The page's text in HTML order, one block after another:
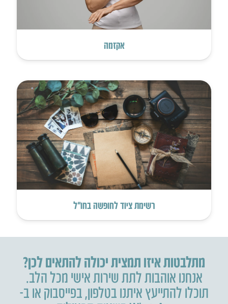
אקזמה
רשימת ציוד לחופשה בחו”ל
מתלבטות איזו תמצית יכולה להתאים לכן?
אנחנו אוהבות לתת שירות אישי מכל הלב.
תוכלו להתייעץ איתנו בטלפון,בפייסבוק או ב-